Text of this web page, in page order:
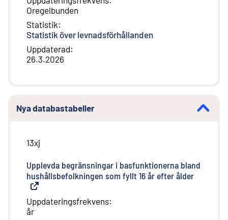
Oregelbunden
Statistik:
Statistik över levnadsförhållanden
Uppdaterad:
26.3.2026
Nya databastabeller
13xj
Upplevda begränsningar i basfunktionerna bland
hushållsbefolkningen som fyllt 16 år efter ålder
Uppdateringsfrekvens:
år